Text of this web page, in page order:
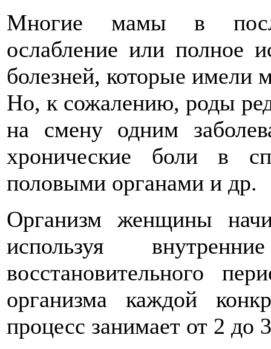
Многие мамы в
ослабление или полное
болезней, которые имели
Но, к сожалению, роды
на смену одним
хронические боли в
половыми органами и др.
Организм женщины
используя
восстановительного
организма каждой
процесс занимает от 2 до